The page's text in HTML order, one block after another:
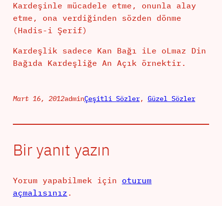
Kardeşinle mücadele etme, onunla alay
etme, ona verdiğinden sözden dönme
(Hadis-i Şerif)
Kardeşlik sadece Kan Bağı iLe oLmaz Din
Bağıda Kardeşliğe An Açık örnektir.
Mart 16, 2012adminÇeşitli Sözler, Güzel Sözler
Bir yanıt yazın
Yorum yapabilmek için oturum
açmalısınız .